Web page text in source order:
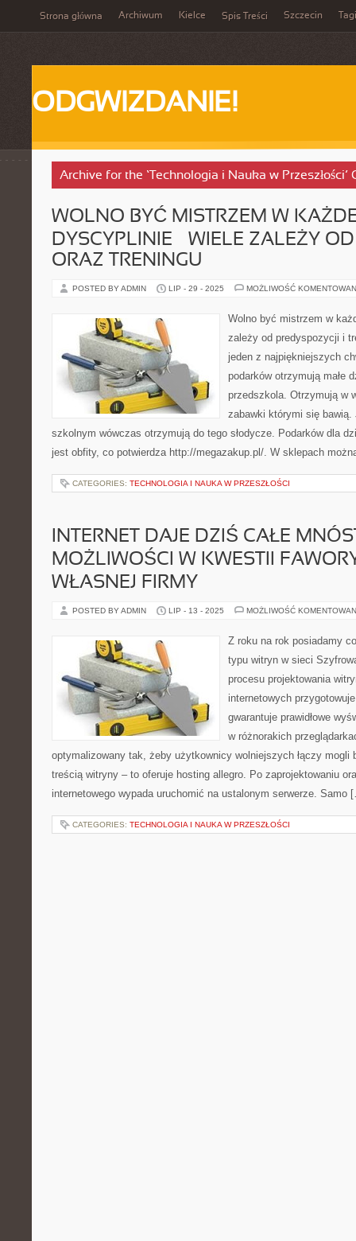
Strona główna Archiwum Kielce Spis Treści Szczecin Tagi
ODGWIZDANIE!
Archive for the ‘Technologia i Nauka w Przeszłości’
WOLNO BYĆ MISTRZEM W
DYSCYPLINIE – WIELE ZALEŻY
ORAZ TRENINGU
POSTED BY ADMIN LIP - 29 - 2025 MOŻLIWOŚĆ
Wolno być mistrzem w
zależy od predyspozycji i
jeden z najpiękniejszych
podarków otrzymują małe
przedszkola. Otrzymują w
zabawki którymi się
szkolnym wówczas otrzymują do tego słodycze. Podarków dla
jest obfity, co potwierdza http://megazakup.pl/. W sklepach
CATEGORIES: TECHNOLOGIA I NAUKA W PRZESZŁOŚCI
INTERNET DAJE DZIŚ CAŁE
MOŻLIWOŚCI W KWESTII
WŁASNEJ FIRMY
POSTED BY ADMIN LIP - 13 - 2025 MOŻLIWOŚĆ
Z roku na rok posiadamy
typu witryn w sieci
procesu projektowania
internetowych
gwarantuje prawidłowe
w różnorakich
optymalizowany tak, żeby użytkownicy wolniejszych łączy mogli
treścią witryny – to oferuje hosting allegro. Po zaprojektowaniu
internetowego wypada uruchomić na ustalonym serwerze. Samo
CATEGORIES: TECHNOLOGIA I NAUKA W PRZESZŁOŚCI